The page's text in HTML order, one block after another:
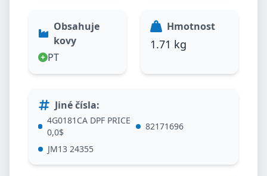
Obsahuje
kovy
PT
Hmotnost
1.71 kg
Jiné čísla:
4G0181CA DPF PRICE
0,0$
82171696
JM13 24355